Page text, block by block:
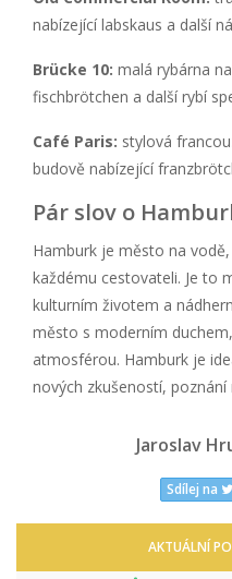
nabízející labskaus a další
Brücke 10: malá rybárna
fischbrötchen a další rybí
Café Paris: stylová
budově nabízející
Pár slov o
Hamburk je město na
každému cestovateli. Je to
kulturním životem a
město s moderním
atmosférou. Hamburk je
nových zkušeností,
Jaroslav
Sdílej na
AKTUÁLNÍ